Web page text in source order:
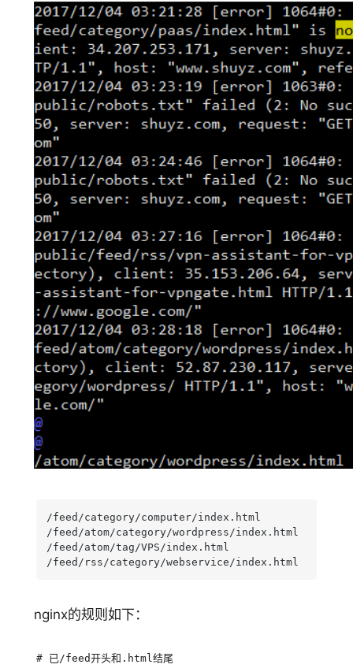
/feed/category/computer/index.html
/feed/atom/category/wordpress/index.html
/feed/atom/tag/VPS/index.html
/feed/rss/category/webservice/index.html
nginx的规则如下：
# 已/feed开头和.html结尾